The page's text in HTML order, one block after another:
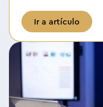
Ir a artículo